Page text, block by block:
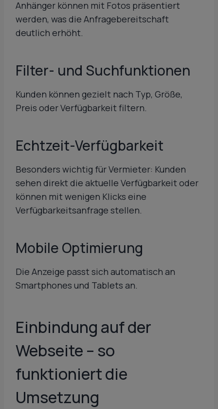
Anhänger können mit Fotos präsentiert
werden, was die Anfragebereitschaft
deutlich erhöht.
Filter- und Suchfunktionen
Kunden können gezielt nach Typ, Größe,
Preis oder Verfügbarkeit filtern.
Echtzeit-Verfügbarkeit
Besonders wichtig für Vermieter: Kunden
sehen direkt die aktuelle Verfügbarkeit oder
können mit wenigen Klicks eine
Verfügbarkeitsanfrage stellen.
Mobile Optimierung
Die Anzeige passt sich automatisch an
Smartphones und Tablets an.
Einbindung auf der
Webseite – so
funktioniert die
Umsetzung